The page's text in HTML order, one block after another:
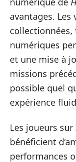
avantages.
collectionnées,
numériques
et une mise à
missions
possible quel
expérience
Les joueurs sur
bénéficient
performances